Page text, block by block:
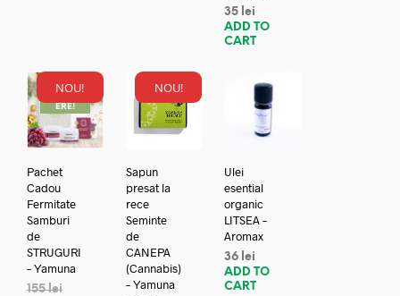
35 lei
ADD TO
CART
NOU!
REDUC
ERE!
Pachet
Cadou
Fermitate
Samburi
de
STRUGURI
– Yamuna
155lei
NOU!
Sapun
presat la
rece
Seminte
de
CANEPA
(Cannabis)
– Yamuna
Ulei
esential
organic
LITSEA –
Aromax
36 lei
ADD TO
CART